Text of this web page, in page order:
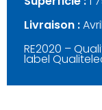
Livraison :
RE2020 –
label